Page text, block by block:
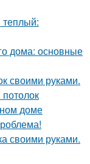
дома: основные
своими руками.
доме
своими руками.